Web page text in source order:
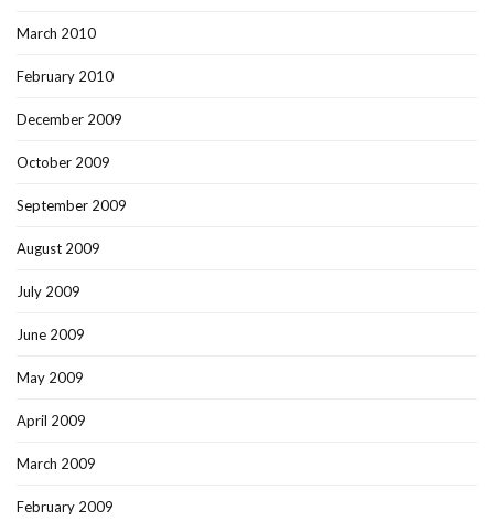
March 2010
February 2010
December 2009
October 2009
September 2009
August 2009
July 2009
June 2009
May 2009
April 2009
March 2009
February 2009